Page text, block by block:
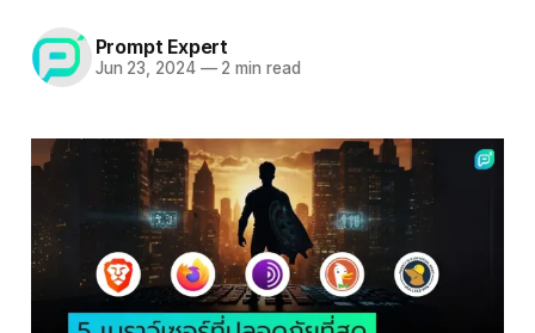
Prompt Expert
Jun 23, 2024 —2 min read